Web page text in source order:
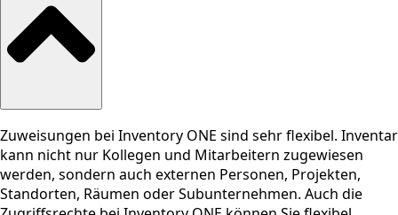
Zuweisungen bei Inventory ONE sind sehr flexibel. Inventar
kann nicht nur Kollegen und Mitarbeitern zugewiesen
werden, sondern auch externen Personen, Projekten,
Standorten, Räumen oder Subunternehmen. Auch die